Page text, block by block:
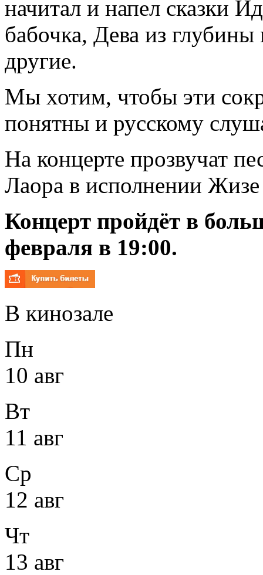
начитал и напел сказки
бабочка, Дева из
другие.
Мы хотим, чтобы эти
понятны и русскому
На концерте прозвучат
Лаора в исполнении
Концерт пройдёт в
февраля в 19:00.
В кинозале
Пн
10 авг
Вт
11 авг
Ср
12 авг
Чт
13 авг